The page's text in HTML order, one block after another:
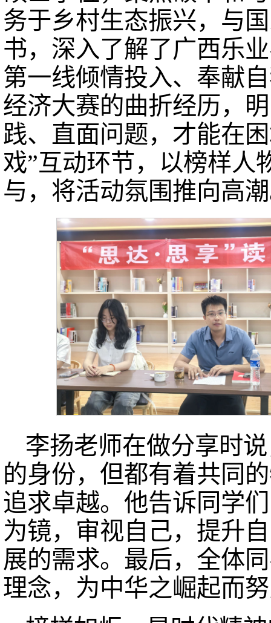
务于乡村生态振兴，与
书，深入了解了广西乐
第一线倾情投入、奉献
经济大赛的曲折经历，
践、直面问题，才能在
戏”互动环节，以榜样人
与，将活动氛围推向高
李扬老师在做分享时
的身份，但都有着共同
追求卓越。他告诉同学
为镜，审视自己，提升
展的需求。 最后，全体
理念，为中华之崛起而